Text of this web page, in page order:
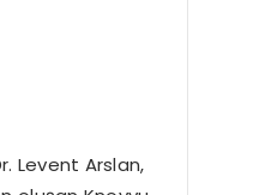
Levent Arslan,